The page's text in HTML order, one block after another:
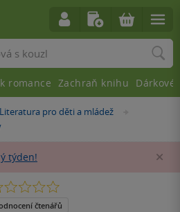
Literatura pro děti a mládež
týden!
čtenářů
romance Zachraň knihu Dárkové